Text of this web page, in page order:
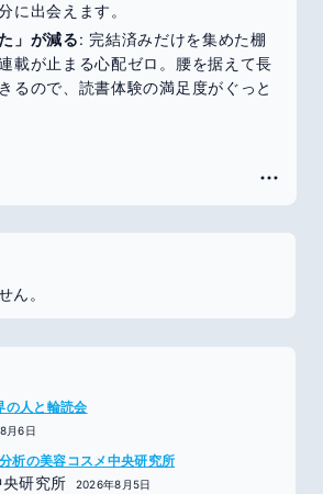
に出会えます。
」が減る: 完結済みだけを集めた棚
載が止まる心配ゼロ。腰を据えて長
るので、読書体験の満足度がぐっと
ん。
人と輪読会
月6日
析の美容コスメ中央研究所
研究所 2026年8月5日